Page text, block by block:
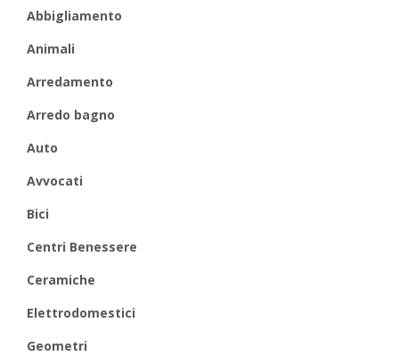
Abbigliamento
Animali
Arredamento
Arredo bagno
Auto
Avvocati
Bici
Centri Benessere
Ceramiche
Elettrodomestici
Geometri